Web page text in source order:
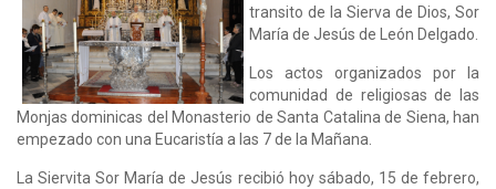
transito de la Sierva de Dios, Sor
María de Jesús de León Delgado.
Los actos organizados por la
comunidad de religiosas de las
Monjas dominicas del Monasterio de Santa Catalina de Siena, han
empezado con una Eucaristía a las 7 de la Mañana.
La Siervita Sor María de Jesús recibió hoy sábado, 15 de febrero,